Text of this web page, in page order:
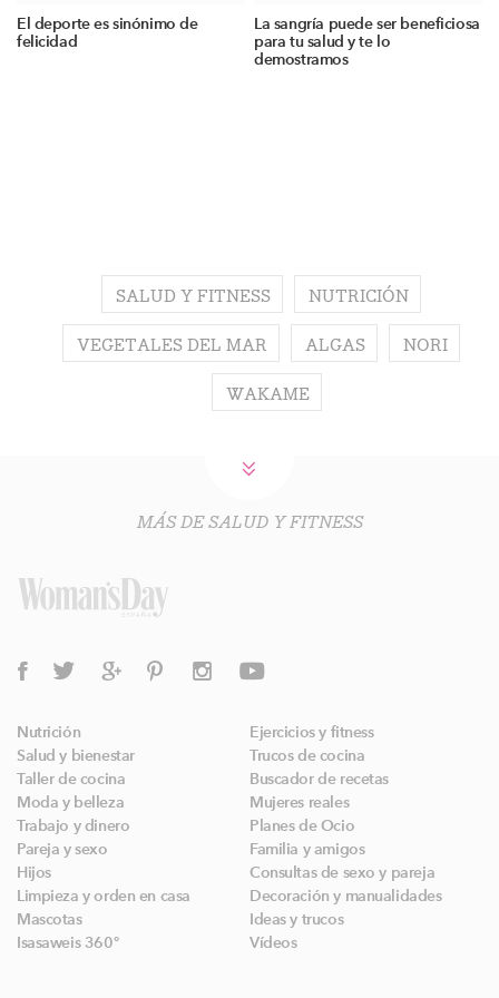
El deporte es sinónimo de
felicidad
La sangría puede ser beneficiosa
para tu salud y te lo
demostramos
SALUD Y FITNESS NUTRICIÓN
VEGETALES DEL MAR ALGAS NORI
WAKAME
MÁS DE SALUD Y FITNESS
Nutrición
Ejercicios y fitness
Salud y bienestar
Trucos de cocina
Taller de cocina
Buscador de recetas
Moda y belleza
Mujeres reales
Trabajo y dinero
Planes de Ocio
Pareja y sexo
Familia y amigos
Hijos
Consultas de sexo y pareja
Limpieza y orden en casa
Decoración y manualidades
Mascotas
Ideas y trucos
Isasaweis 360º
Vídeos